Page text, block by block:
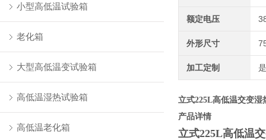
小型高低温试验箱
老化箱
大型高低温变试验箱
高低温湿热试验箱
高低温老化箱
额定电压
外形尺寸
加工定制
立式225L高低温交变湿
产品详情
立式225L高低温